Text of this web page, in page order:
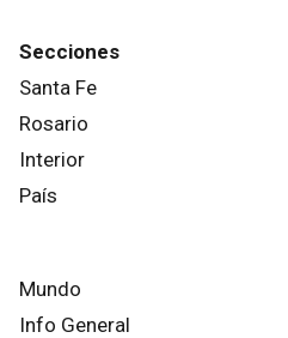
Secciones
Santa Fe
Rosario
Interior
País
Mundo
Info General